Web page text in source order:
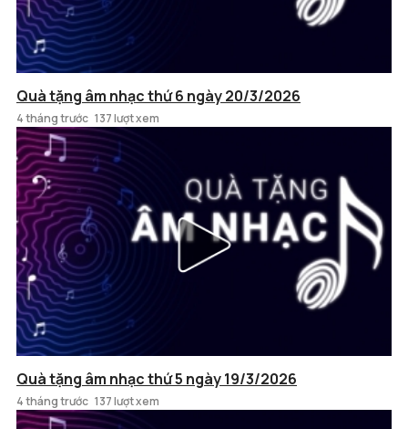
Quà tặng âm nhạc thứ 6 ngày 20/3/2026
4 tháng trước 137 lượt xem
Quà tặng âm nhạc thứ 5 ngày 19/3/2026
4 tháng trước 137 lượt xem